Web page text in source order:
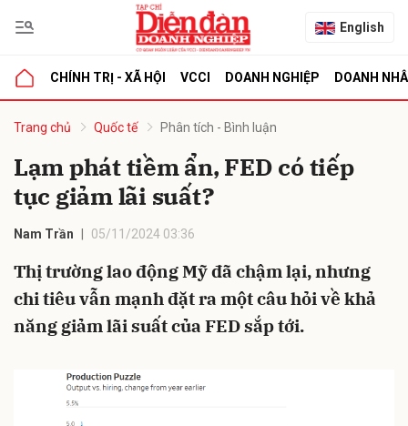
English
CHÍNH TRỊ - XÃ HỘI VCCI DOANH NGHIỆP DOANH
Trang chủ Quốc tế Phân tích - Bình luận
Lạm phát tiềm ẩn, FED có tiếp
tục giảm lãi suất?
Nam Trần 05/11/2024 03:36
Thị trường lao động Mỹ đã chậm lại, nhưng
chi tiêu vẫn mạnh đặt ra một câu hỏi về khả
năng giảm lãi suất của FED sắp tới.
luận
Hủy